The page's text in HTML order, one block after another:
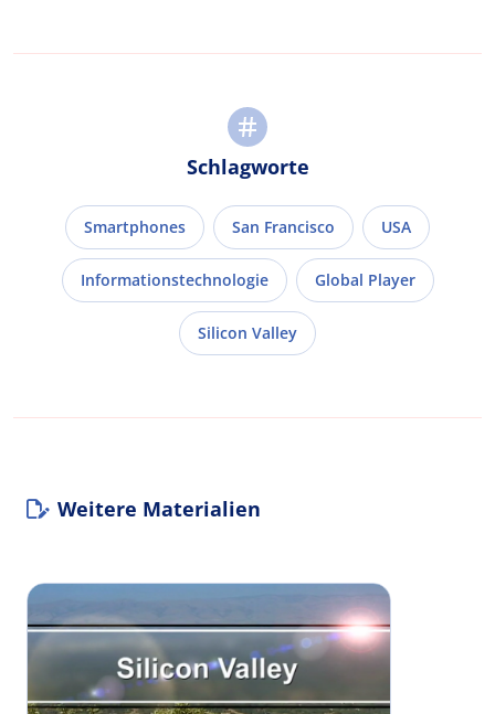
Schlagworte
Smartphones San Francisco USA
Informationstechnologie Global Player
Silicon Valley
Weitere Materialien